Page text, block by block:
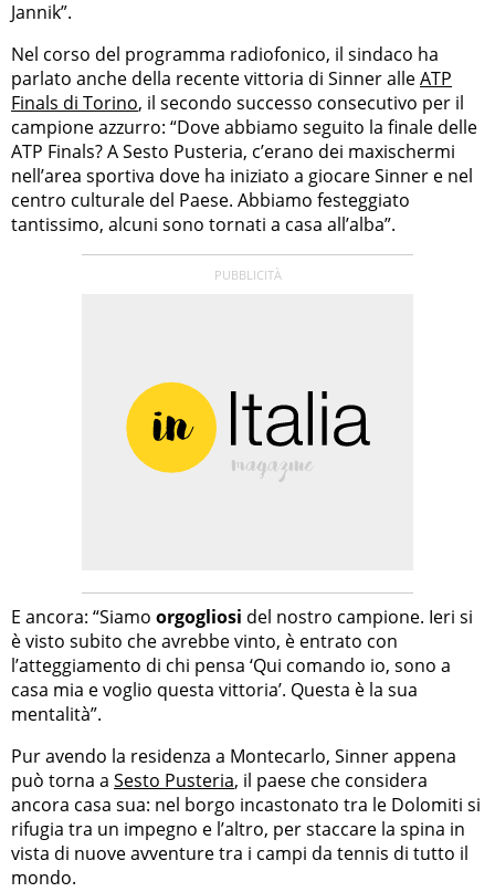
Jannik”.
Nel corso del programma radiofonico, il sindaco ha
parlato anche della recente vittoria di Sinner alleATP
Finals di Torino, il secondo successo consecutivo per il
campione azzurro: “Dove abbiamo seguito la finale delle
ATP Finals? A Sesto Pusteria, c’erano dei maxischermi
nell’area sportiva dove ha iniziato a giocare Sinner e nel
centro culturale del Paese. Abbiamo festeggiato
tantissimo, alcuni sono tornati a casa all’alba”.
E ancora: “Siamo orgogliosi del nostro campione. Ieri si
è visto subito che avrebbe vinto, è entrato con
l’atteggiamento di chi pensa ‘Qui comando io, sono a
casa mia e voglio questa vittoria’. Questa è la sua
mentalità”.
Pur avendo la residenza a Montecarlo, Sinner appena
può torna a Sesto Pusteria, il paese che considera
ancora casa sua: nel borgo incastonato tra le Dolomiti si
rifugia tra un impegno e l’altro, per staccare la spina in
vista di nuove avventure tra i campi da tennis di tutto il
mondo.